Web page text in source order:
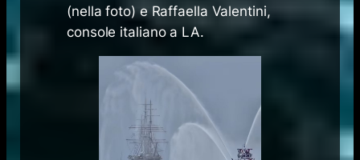
(nella foto) e Raffaella Valentini,
console italiano a LA.